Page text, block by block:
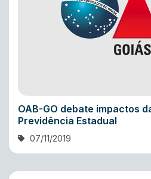
OAB-GO debate impactos
Previdência Estadual
07/11/2019